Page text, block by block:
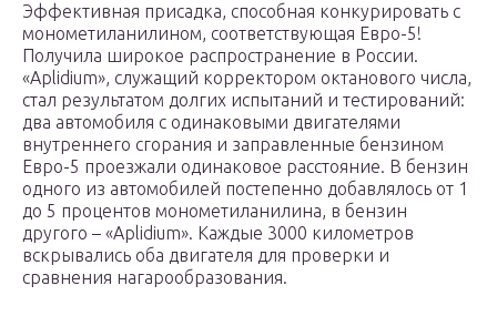
Эффективная присадка, способная конкурировать с
монометиланилином, соответствующая Евро-5!
Получила широкое распространение в России.
«Aplidium», служащий корректором октанового числа,
стал результатом долгих испытаний и тестирований:
два автомобиля с одинаковыми двигателями
внутреннего сгорания и заправленные бензином
Евро-5 проезжали одинаковое расстояние. В бензин
одного из автомобилей постепенно добавлялось от 1
до 5 процентов монометиланилина, в бензин
другого – «Aplidium». Каждые 3000 километров
вскрывались оба двигателя для проверки и
сравнения нагарообразования.